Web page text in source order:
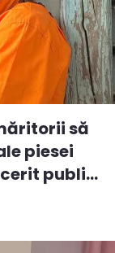
să
piesei
publi...